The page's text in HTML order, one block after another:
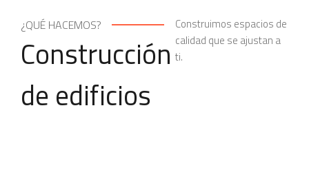
¿QUÉ HACEMOS?
Construcción
de edificios
Construimos espacios de
calidad que se ajustan a
ti.